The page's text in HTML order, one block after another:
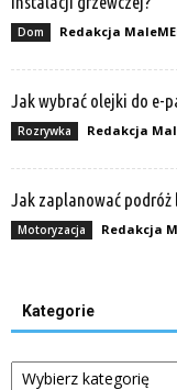
Dom Redakcja
Jak wybrać olejki do e-
Rozrywka Redakcja
Jak zaplanować podróż
Motoryzacja Redakcja
Kategorie
Kategorie